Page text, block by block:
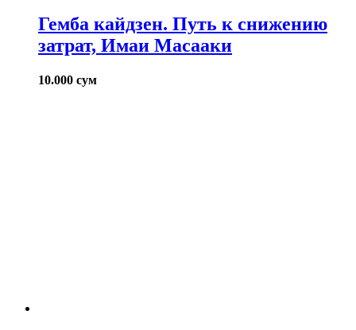
Гемба кайдзен. Путь к снижению
затрат, Имаи Масааки
10.000 сум